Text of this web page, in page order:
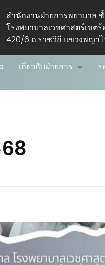
สำนักงานฝ่ายการพยาบาล
โรงพยาบาลเวชศาสตร์เข
420/6 ถ.ราชวิถี แขวงพญาไ
เกี่ยวกับฝ่ายการ ร